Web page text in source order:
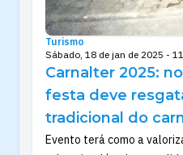
Turismo
Sábado, 18 de jan de 2025 -
Carnalter 2025:
festa deve
tradicional do
Evento terá como a